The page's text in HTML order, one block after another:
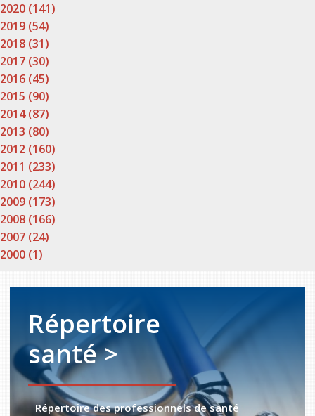
2020 (141)
2019 (54)
2018 (31)
2017 (30)
2016 (45)
2015 (90)
2014 (87)
2013 (80)
2012 (160)
2011 (233)
2010 (244)
2009 (173)
2008 (166)
2007 (24)
2000 (1)
Répertoire
santé >
Répertoire des professionnels de santé